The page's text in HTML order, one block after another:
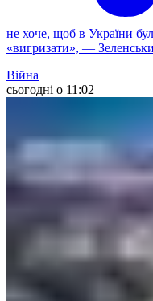
не хоче, щоб в України
«вигризати», —
Війна
сьогодні о 11:02